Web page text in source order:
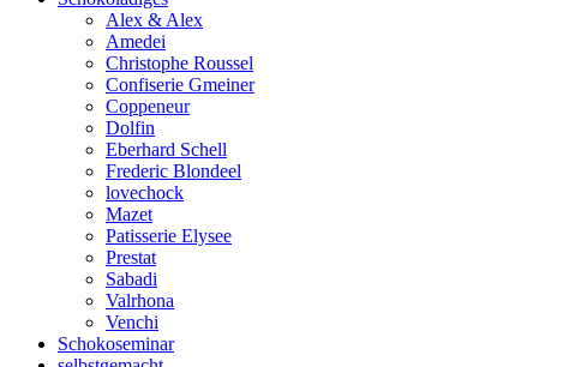
Alex & Alex
Amedei
Christophe Roussel
Confiserie Gmeiner
Coppeneur
Dolfin
Eberhard Schell
Frederic Blondeel
lovechock
Mazet
Patisserie Elysee
Prestat
Sabadi
Valrhona
Venchi
Schokoseminar